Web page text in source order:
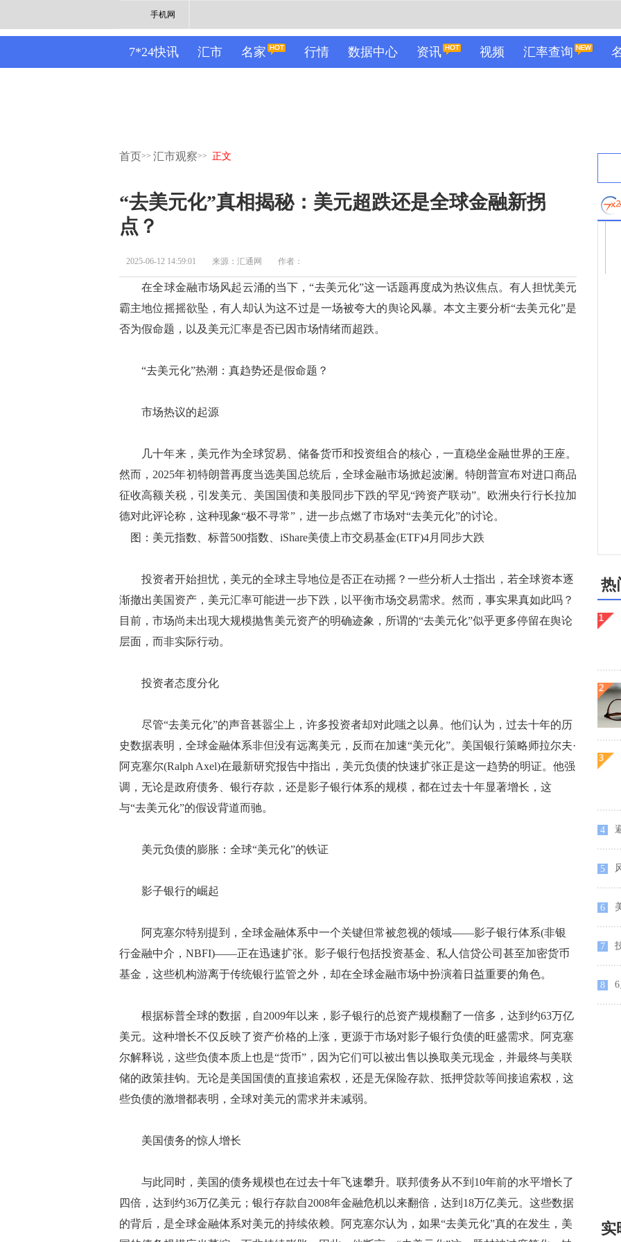
手机网
7*24快讯 汇市 名家 行情 数据中心 资讯 视频 汇率查询
首页>> 汇市观察>> 正文
“去美元化”真相揭秘：美元超跌还是全球金融新拐
点？
2025-06-12 14:59:01 来源：汇通网 作者：
在全球金融市场风起云涌的当下，“去美元化”这一话题再度成为热议焦点。有人担忧美元
霸主地位摇摇欲坠，有人却认为这不过是一场被夸大的舆论风暴。本文主要分析“去美元化”是
否为假命题，以及美元汇率是否已因市场情绪而超跌。
“去美元化”热潮：真趋势还是假命题？
市场热议的起源
几十年来，美元作为全球贸易、储备货币和投资组合的核心，一直稳坐金融世界的王座。
然而，2025年初特朗普再度当选美国总统后，全球金融市场掀起波澜。特朗普宣布对进口商品
征收高额关税，引发美元、美国国债和美股同步下跌的罕见“跨资产联动”。欧洲央行行长拉加
德对此评论称，这种现象“极不寻常”，进一步点燃了市场对“去美元化”的讨论。
图：美元指数、标普500指数、iShare美债上市交易基金(ETF)4月同步大跌
投资者开始担忧，美元的全球主导地位是否正在动摇？一些分析人士指出，若全球资本逐
渐撤出美国资产，美元汇率可能进一步下跌，以平衡市场交易需求。然而，事实果真如此吗？
目前，市场尚未出现大规模抛售美元资产的明确迹象，所谓的“去美元化”似乎更多停留在舆论
层面，而非实际行动。
投资者态度分化
尽管“去美元化”的声音甚嚣尘上，许多投资者却对此嗤之以鼻。他们认为，过去十年的历
史数据表明，全球金融体系非但没有远离美元，反而在加速“美元化”。美国银行策略师拉尔夫·
阿克塞尔(Ralph Axel)在最新研究报告中指出，美元负债的快速扩张正是这一趋势的明证。他强
调，无论是政府债务、银行存款，还是影子银行体系的规模，都在过去十年显著增长，这
与“去美元化”的假设背道而驰。
美元负债的膨胀：全球“美元化”的铁证
影子银行的崛起
阿克塞尔特别提到，全球金融体系中一个关键但常被忽视的领域——影子银行体系(非银
行金融中介，NBFI)——正在迅速扩张。影子银行包括投资基金、私人信贷公司甚至加密货币
基金，这些机构游离于传统银行监管之外，却在全球金融市场中扮演着日益重要的角色。
根据标普全球的数据，自2009年以来，影子银行的总资产规模翻了一倍多，达到约63万亿
美元。这种增长不仅反映了资产价格的上涨，更源于市场对影子银行负债的旺盛需求。阿克塞
尔解释说，这些负债本质上也是“货币”，因为它们可以被出售以换取美元现金，并最终与美联
储的政策挂钩。无论是美国国债的直接追索权，还是无保险存款、抵押贷款等间接追索权，这
些负债的激增都表明，全球对美元的需求并未减弱。
美国债务的惊人增长
与此同时，美国的债务规模也在过去十年飞速攀升。联邦债务从不到10年前的水平增长了
四倍，达到约36万亿美元；银行存款自2008年金融危机以来翻倍，达到18万亿美元。这些数据
的背后，是全球金融体系对美元的持续依赖。阿克塞尔认为，如果“去美元化”真的在发生，美
热
4
5
6
7
8 6
实